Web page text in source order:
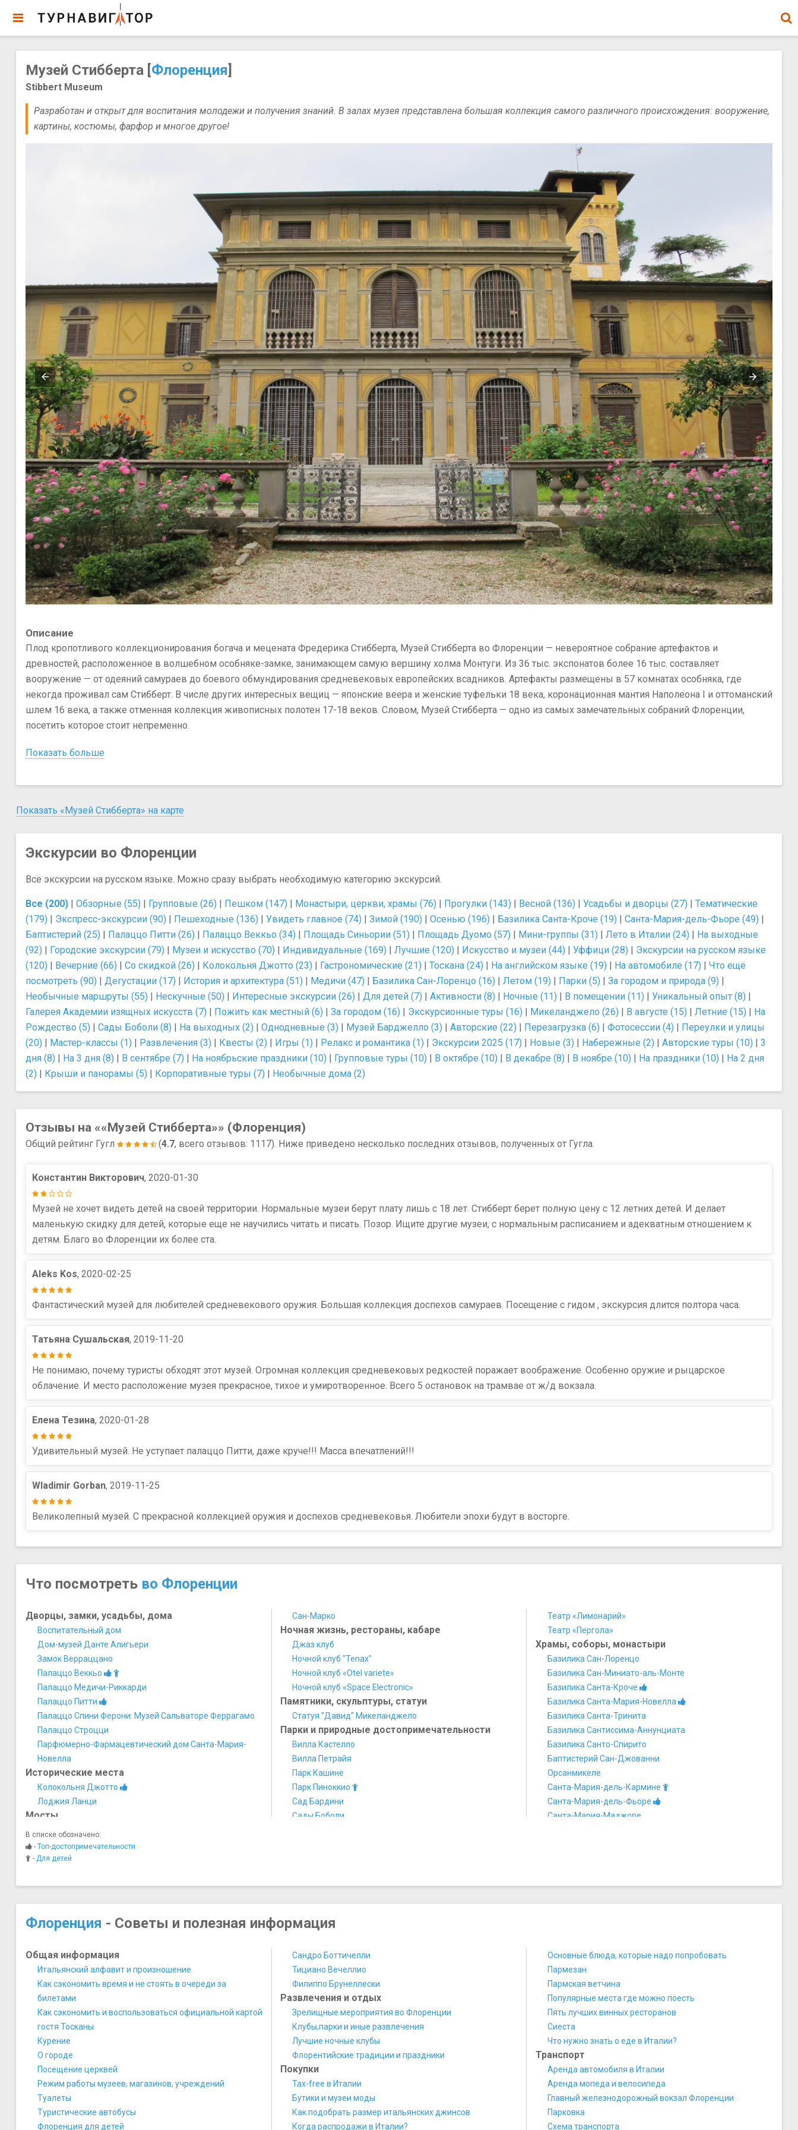
Музей Стибберта [Флоренция]
Stibbert Museum
Разработан и открыт для воспитания молодежи и получения знаний. В залах музея представлена большая коллекция самого различного происхождения: вооружение,
картины, костюмы, фарфор и многое другое!
Описание
Плод кропотливого коллекционирования богача и мецената Фредерика Стибберта, Музей Стибберта во Флоренции — невероятное собрание артефактов и
древностей, расположенное в волшебном особняке-замке, занимающем самую вершину холма Монтуги. Из 36 тыс. экспонатов более 16 тыс. составляет
вооружение — от одеяний самураев до боевого обмундирования средневековых европейских всадников. Артефакты размещены в 57 комнатах особняка, где
некогда проживал сам Стибберт. В числе других интересных вещиц — японские веера и женские туфельки 18 века, коронационная мантия Наполеона I и оттоманский
шлем 16 века, а также отменная коллекция живописных полотен 17-18 веков. Словом, Музей Стибберта — одно из самых замечательных собраний Флоренции,
посетить которое стоит непременно.
Показать больше
Показать «Музей Стибберта» на карте
Экскурсии во Флоренции
Все экскурсии на русском языке. Можно сразу выбрать необходимую категорию экскурсий.
Все (200) Обзорные (55) Групповые (26) Пешком (147) Монастыри, церкви, храмы (76) Прогулки (143) Весной (136) Усадьбы и дворцы (27)
Тематические
(179)
Экспресс-экскурсии (90) Пешеходные (136) Увидеть главное (74) Зимой (190) Осенью (196) Базилика Санта-Кроче (19) Санта-Мария-дель-Фьоре (49)
Баптистерий (25)
Палаццо Питти (26) Палаццо Веккьо (34) Площадь Синьории (51) Площадь Дуомо (57) Мини-группы (31) Лето в Италии (24)
На выходные
(92)
Городские экскурсии (79) Музеи и искусство (70) Индивидуальные (169) Лучшие (120) Искусство и музеи (44) Уффици (28)
Экскурсии на русском языке
(120)
Вечерние (66) Со скидкой (26) Колокольня Джотто (23) Гастрономические (21) Тоскана (24) На английском языке (19) На автомобиле (17)
Что ещё
посмотреть (90)
Дегустации (17) История и архитектура (51) Медичи (47) Базилика Сан-Лоренцо (16) Летом (19) Парки (5) За городом и природа (9)
Необычные маршруты (55)
Нескучные (50) Интересные экскурсии (26) Для детей (7) Активности (8) Ночные (11) В помещении (11) Уникальный опыт (8)
Галерея Академии изящных искусств (7)
Пожить как местный (6) За городом (16) Экскурсионные туры (16) Микеланджело (26) В августе (15) Летние (15)
На
Рождество (5)
Сады Боболи (8) На выходных (2) Однодневные (3) Музей Барджелло (3) Авторские (22) Перезагрузка (6) Фотосессии (4)
Переулки и улицы
(20)
Мастер-классы (1) Развлечения (3) Квесты (2) Игры (1) Релакс и романтика (1) Экскурсии 2025 (17) Новые (3) Набережные (2) Авторские туры (10)
3
дня (8)
На 3 дня (8) В сентябре (7) На ноябрьские праздники (10) Групповые туры (10) В октябре (10) В декабре (8) В ноябре (10) На праздники (10)
На 2 дня
(2)
Крыши и панорамы (5) Корпоративные туры (7) Необычные дома (2)
Отзывы на ««Музей Стибберта»» (Флоренция)
Общий рейтинг Гугл (4.7, всего отзывов: 1117). Ниже приведено несколько последних отзывов, полученных от Гугла.
Константин Викторович, 2020-01-30
Музей не хочет видеть детей на своей территории. Нормальные музеи берут плату лишь с 18 лет. Стибберт берет полную цену с 12 летних детей. И делает
маленькую скидку для детей, которые еще не научились читать и писать. Позор. Ищите другие музеи, с нормальным расписанием и адекватным отношением к
детям. Благо во Флоренции их более ста.
Aleks Kos, 2020-02-25
Фантастический музей для любителей средневекового оружия. Большая коллекция доспехов самураев. Посещение с гидом , экскурсия длится полтора часа.
Татьяна Сушальская, 2019-11-20
Не понимаю, почему туристы обходят этот музей. Огромная коллекция средневековых редкостей поражает воображение. Особенно оружие и рыцарское
облачение. И место расположение музея прекрасное, тихое и умиротворенное. Всего 5 остановок на трамвае от ж/д вокзала.
Елена Тезина, 2020-01-28
Удивительный музей. Не уступает палаццо Питти, даже круче!!! Масса впечатлений!!!
Wladimir Gorban, 2019-11-25
Великолепный музей. С прекрасной коллекцией оружия и доспехов средневековья. Любители эпохи будут в восторге.
Что посмотреть во Флоренции
Дворцы, замки, усадьбы, дома
Воспитательный дом
Дом-музей Данте Алигьери
Замок Верраццано
Палаццо Веккьо
Палаццо Медичи-Риккарди
Палаццо Питти
Палаццо Спини Ферони: Музей Сальваторе Феррагамо
Палаццо Строцци
Парфюмерно-Фармацевтический дом Санта-Мария-
Новелла
Исторические места
Колокольня Джотто
Лоджия Ланци
Мосты
Мост Понте Веккьо
Мост Санта-Тринита
Музеи
Галерея Уффици
Дом-музей Микеланджело Буонарроти
Зал славы итальянского футбола
Коридор Вазари
Музей Гуччи
Музей Леонардо да Винчи
Музей Опера ди Санта-Мария-дель-Фьоре
Музей Стибберта
Национальный музей Барджелло
Сан-Марко
Ночная жизнь, рестораны, кабаре
Джаз клуб
Ночной клуб "Tenax"
Ночной клуб «Otel variete»
Ночной клуб «Space Electronic»
Памятники, скульптуры, статуи
Статуя "Давид" Микеланджело
Парки и природные достопримечательности
Вилла Кастелло
Вилла Петрайя
Парк Кашине
Парк Пиноккио
Сад Бардини
Сады Боболи
Площадь Санто-Спирито
Площадь Синьории
Пьяцца дель Дуомо
Спортивные сооружения
Стадион Артемио Франки
Театры и концертные залы
Оперный театр
Театр «Верди»
Театр «Лимонарий»
Театр «Пергола»
Храмы, соборы, монастыри
Базилика Сан-Лоренцо
Базилика Сан-Миниато-аль-Монте
Базилика Санта-Кроче
Базилика Санта-Мария-Новелла
Базилика Санта-Тринита
Базилика Сантиссима-Аннунциата
Базилика Санто-Спирито
Баптистерий Сан-Джованни
Орсанмикеле
Санта-Мария-дель-Кармине
Санта-Мария-дель-Фьоре
Санта-Мария-Маджоре
Церковь святых Михаила и Каэтана
Активный отдых, аттракционы, развлечения
Прочее
Библиотека Лауренциана
Капелла Медичи
В списке обозначено:
- Топ-достопримечательности
- Для детей
Флоренция - Советы и полезная информация
Общая информация
Итальянский алфавит и произношение
Как сэкономить время и не стоять в очереди за
билетами
Как сэкономить и воспользоваться официальной картой
гостя Тосканы
Курение
О городе
Посещение церквей
Режим работы музеев, магазинов, учреждений
Туалеты
Туристические автобусы
Флоренция для детей
Сандро Боттичелли
Тициано Вечеллио
Филиппо Брунеллески
Развлечения и отдых
Зрелищные мероприятия во Флоренции
Клубы,парки и иные развлечения
Лучшие ночные клубы
​Флорентийские традиции и праздники
Покупки
Tax-free в Италии
Бутики и музеи моды
Как подобрать размер итальянских джинсов
Когда распродажи в Италии?
Основные блюда, которые надо попробовать
Пармезан
Пармская ветчина
Популярные места где можно поесть
Пять лучших винных ресторанов
Сиеста
Что нужно знать о еде в Италии?
Транспорт
Аренда автомобиля в Италии
Аренда мопеда и велосипеда
Главный железнодорожный вокзал Флоренции
Парковка
Схема транспорта